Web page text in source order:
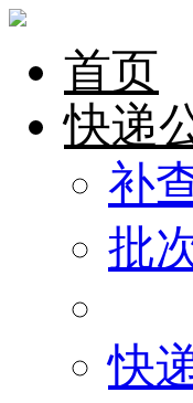
首页
快递
补
批
快